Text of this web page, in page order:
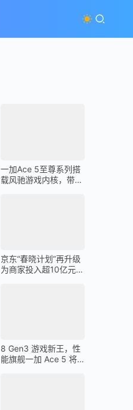
一加Ace 5至尊系列搭
载风驰游戏内核，带来
京东“春晓计划”再升级
为商家投入超10亿元广
8 Gen3 游戏新王，性
能旗舰一加 Ace 5 将